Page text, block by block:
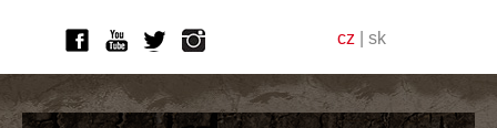
cz sk